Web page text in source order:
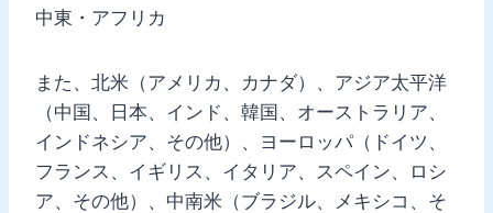
中東・アフリカ
また、北米（アメリカ、カナダ）、アジア太平洋
（中国、日本、インド、韓国、オーストラリア、
インドネシア、その他）、ヨーロッパ（ドイツ、
フランス、イギリス、イタリア、スペイン、ロシ
ア、その他）、中南米（ブラジル、メキシコ、そ